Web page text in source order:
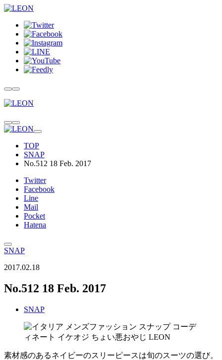
TOP
SNAP
No.512 18 Feb. 2017
Twitter
Facebook
Line
Mail
Pocket
Hatena
SNAP
2017.02.18
No.512 18 Feb. 2017
SNAP
素材感のあるネイビーのスリーピースは旬のスーツの選び。